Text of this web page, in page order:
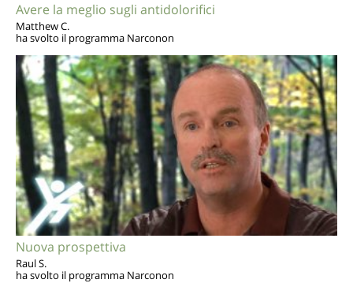
Avere la meglio sugli antidolorifici
Matthew C.
ha svolto il programma Narconon
Nuova prospettiva
Raul S.
ha svolto il programma Narconon